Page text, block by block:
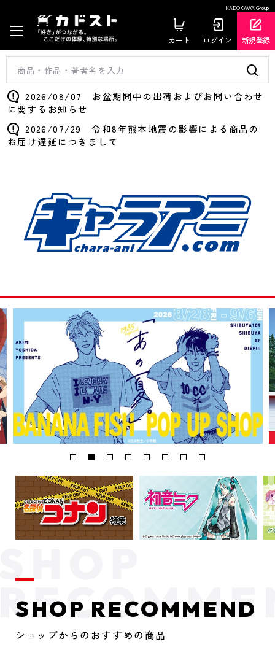
KADOKAWA Group
カート ログイン 新規登録
2026/08/07 お盆期間中の出荷およびお問い合わせ
に関するお知らせ
2026/07/29 令和8年熊本地震の影響による商品の
お届け遅延につきまして
SHOP RECOMMEND
ショップからのおすすめの商品